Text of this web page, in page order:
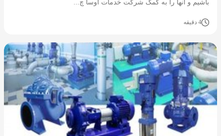
باشیم و آنها را به کمک شرکت خدمات اوسا چ...
4 دقیقه